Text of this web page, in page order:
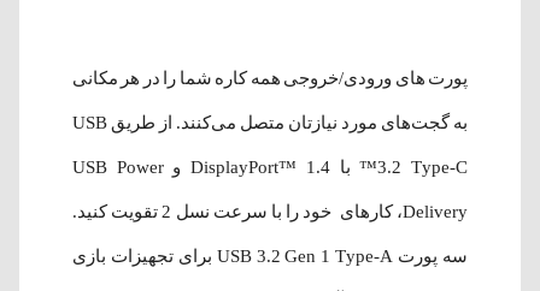
پورت های ورودی/خروجی همه کاره شما را در هر مکانی
به گجت‌های مورد نیازتان متصل می‌کنند. از طریق USB
3.2 Type-C™ با DisplayPort™ 1.4 و USB Power
Delivery، کارهای خود را با سرعت نسل 2 تقویت کنید.
سه پورت USB 3.2 Gen 1 Type-A برای تجهیزات بازی